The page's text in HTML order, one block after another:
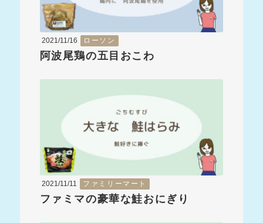
2021/11/16 ローソン
阿波尾鶏の五目おこわ
2021/11/11 ファミリーマート
ファミマの豪華な鮭おにぎり